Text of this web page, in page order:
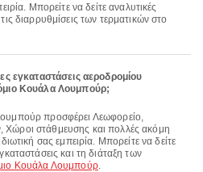
Μπορείτε να δείτε αναλυτικές
διαρρυθμίσεις των τερματικών στο
εγκαταστάσεις αεροδρομίου
Κουάλα Λουμπούρ;
στάθμευσης και πολλές ακόμη
σας εμπειρία. Μπορείτε να δείτε
και τη διάταξη των
Κουάλα Λουμπούρ.